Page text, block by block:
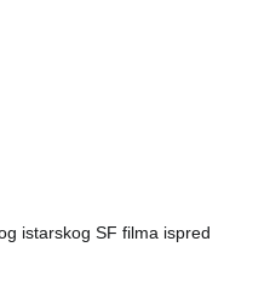
istarskog SF filma ispred